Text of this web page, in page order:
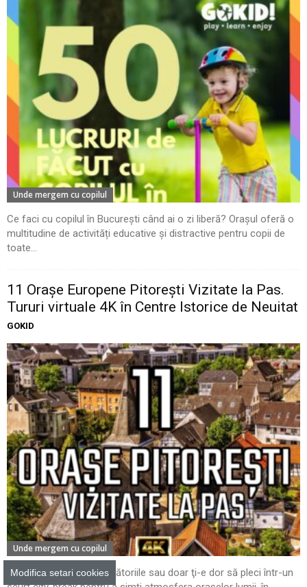
Unde mergem cu copilul
Ce faci cu copilul în București când ai o zi liberă? Orașul oferă o
multitudine de activități educative și distractive pentru copii de
toate...
11 Oraşe Europene Pitoreşti Vizitate la Pas.
Tururi virtuale 4K în Centre Istorice de Neuitat
GOKID
Unde mergem cu copilul
Fie că te pasionează călătoriile sau doar ţi-e dor să pleci într-un
Modifica setari cookies